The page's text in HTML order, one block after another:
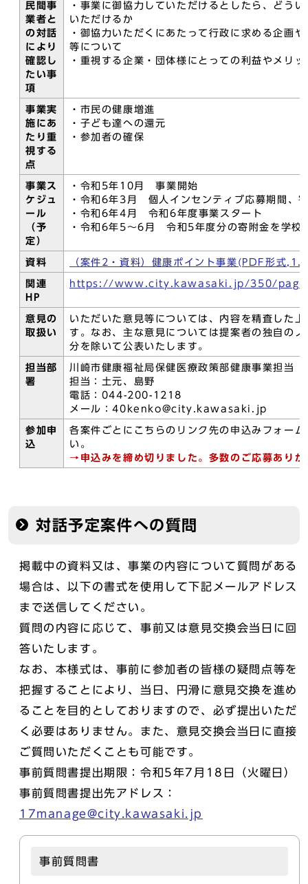
民間事
業者と
の対話
により
確認し
たい事
項
・事業に御協力していただけるとしたら、どう
いただけるか
・御協力いただくにあたって行政に求める企画
等について
・重視する企業・団体様にとっての利益やメリ
事業実
施にあ
たり重
視する
点
・市民の健康増進
・子ども達への還元
・参加者の確保
事業ス
ケジュ
ール
（予
定）
・令和5年10月 事業開始
・令和6年3月 個人インセンティブ応募期間、
・令和6年4月 令和6年度事業スタート
・令和6年5～6月 令和5年度分の寄附金を学校
資料 （案件2・資料）健康ポイント事業(PDF形式
関連
HP
https://www.city.kawasaki.jp/350/
意見の
取扱い
いただいた意見等については、内容を精査した
す。なお、主な意見については提案者の独自の
分を除いて公表いたします。
担当部
署
川崎市健康福祉局保健医療政策部健康事業担当
担当：土元、島野
電話：044-200-1218
メール：40kenko@city.kawasaki.jp
参加申
込
各案件ごとにこちらのリンク先の申込みフォー
い。
→申込みを締め切りました。多数のご応募ありが
対話予定案件への質問
掲載中の資料又は、事業の内容について質問がある
場合は、以下の書式を使用して下記メールアドレス
まで送信してください。
質問の内容に応じて、事前又は意見交換会当日に回
答いたします。
なお、本様式は、事前に参加者の皆様の疑問点等を
把握することにより、当日、円滑に意見交換を進め
ることを目的としておりますので、必ず提出いただ
く必要はありません。また、意見交換会当日に直接
ご質問いただくことも可能です。
事前質問書提出期限：令和5年7月18日（火曜日）
事前質問書提出先アドレス：
17manage@city.kawasaki.jp
事前質問書